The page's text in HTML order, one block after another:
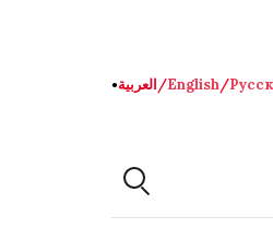
/
English
/العربية●